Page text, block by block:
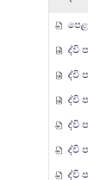
ද්වි පද
ද්වි පද
ද්වි පද
ද්වි පද
ද්වි පද
ද්වි පද